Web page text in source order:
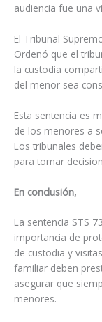
audiencia fue una
El Tribunal
Ordenó que el
la custodia
del menor sea
Esta sentencia es
de los menores a
Los tribunales
para tomar
En conclusión,
La sentencia STS
importancia de
de custodia y
familiar deben
asegurar que
menores.